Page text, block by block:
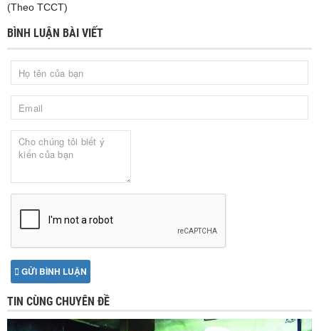
(Theo TCCT)
BÌNH LUẬN BÀI VIẾT
GỬI BÌNH LUẬN
TIN CÙNG CHUYÊN ĐỀ